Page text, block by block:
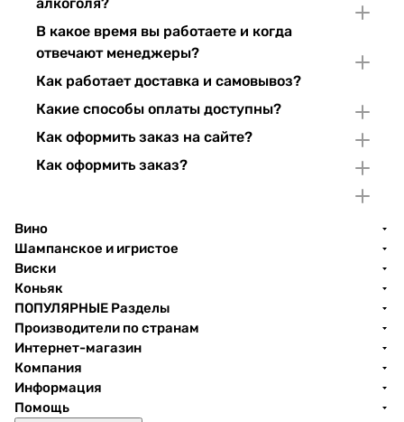
В какое время вы работаете и когда
отвечают менеджеры?
Как работает доставка и самовывоз?
Какие способы оплаты доступны?
Как оформить заказ на сайте?
Как оформить заказ?
Вино
Шампанское и игристое
Виски
Коньяк
ПОПУЛЯРНЫЕ Разделы
Производители по странам
Интернет-магазин
Компания
Информация
Помощь